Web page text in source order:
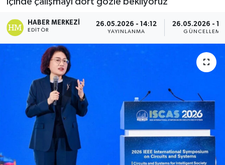
HABER MERKEZI
EDITÖR
26.05.2026 - 14:12
YAYINLANMA
26.05.2026 -
GÜNCELLEME